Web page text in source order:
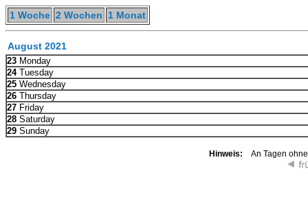
1 Woche 2 Wochen 1 Monat
August 2021
23 Monday
24Tuesday
25 Wednesday
26 Thursday
27 Friday
28 Saturday
29 Sunday
Hinweis: An Tagen